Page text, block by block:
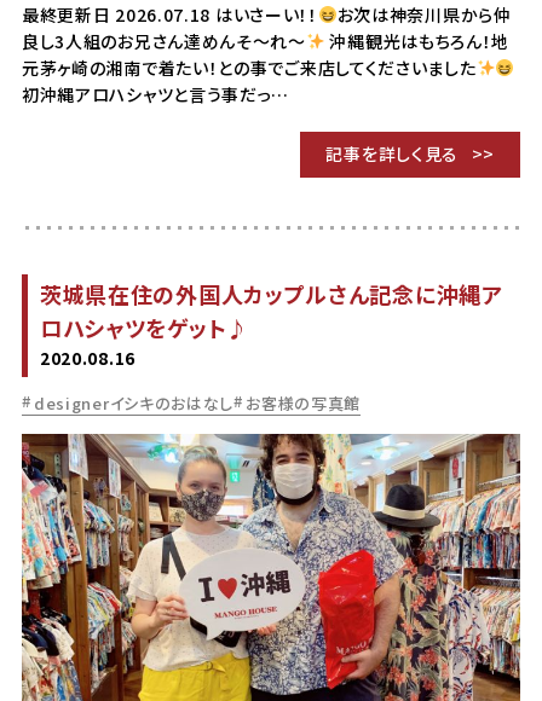
最終更新日 2026.07.18 はいさーい！！
お次は神奈川県から仲
良し3人組のお兄さん達めんそ〜れ〜
沖縄観光はもちろん！地
元茅ヶ崎の湘南で着たい！との事でご来店してくださいました
初沖縄アロハシャツと言う事だっ…
記事を詳しく見る
茨城県在住の外国人カップルさん記念に沖縄ア
ロハシャツをゲット♪
2020.08.16
designerイシキのおはなし お客様の写真館